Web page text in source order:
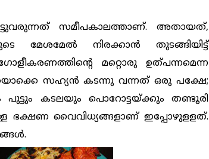
സമീപകാലത്താണ്. അതായത്,
മേശമേല്‍ നിരക്കാന്‍ തുടങ്ങിയിട്ട്
മറ്റൊരു ഉത്പന്നമെന്ന
സഹ്യന്‍ കടന്നു വന്നത് ഒരു പക്ഷേ;
പുട്ടും കടലയും പൊറോട്ടയ്ക്കും തണ്ടൂരി
ഭക്ഷണ വൈവിധ്യങ്ങളാണ് ഇപ്പോഴുളളത്.